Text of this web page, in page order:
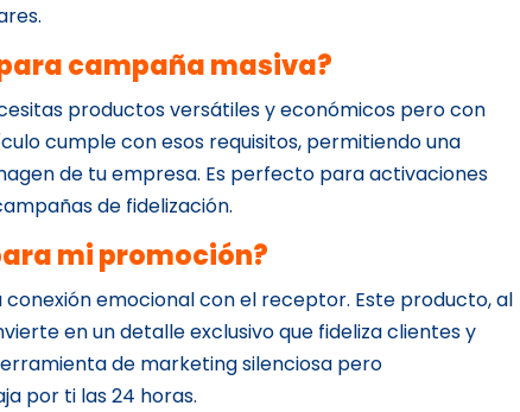
campaña masiva?
productos versátiles y económicos pero con
cumple con esos requisitos, permitiendo una
de tu empresa. Es perfecto para activaciones
de fidelización.
mi promoción?
emocional con el receptor. Este producto, al
en un detalle exclusivo que fideliza clientes y
de marketing silenciosa pero
por ti las 24 horas.